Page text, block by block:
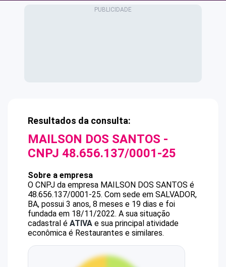
Resultados da consulta:
MAILSON DOS SANTOS -
CNPJ 48.656.137/0001-25
Sobre a empresa
O CNPJ da empresa MAILSON DOS SANTOS é
48.656.137/0001-25. Com sede em SALVADOR,
BA, possui 3 anos, 8 meses e 19 dias e foi
fundada em 18/11/2022. A sua situação
cadastral é ATIVA e sua principal atividade
econômica é Restaurantes e similares.